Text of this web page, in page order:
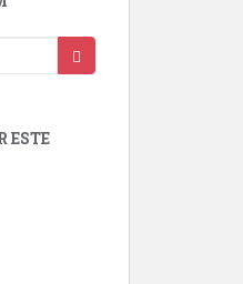
ESTE